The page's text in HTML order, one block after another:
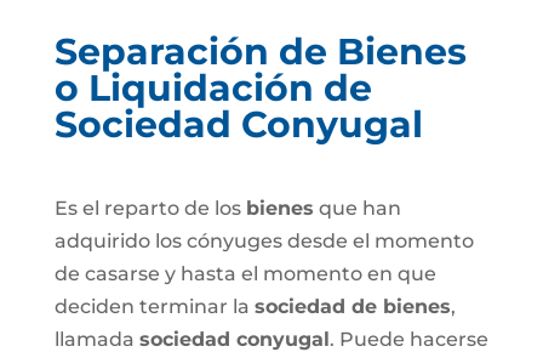
Separación de Bienes
o Liquidación de
Sociedad Conyugal
Es el reparto de los bienes que han
adquirido los cónyuges desde el momento
de casarse y hasta el momento en que
deciden terminar la sociedad de bienes,
llamada sociedad conyugal. Puede hacerse